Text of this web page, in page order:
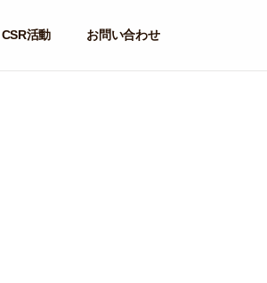
CSR活動 お問い合わせ